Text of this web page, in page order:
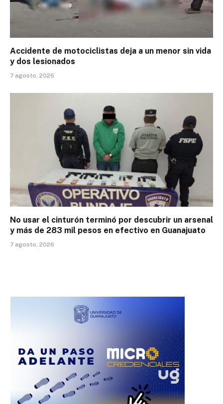
Accidente de motociclistas deja a un menor sin vida
y dos lesionados
7 agosto, 2026
No usar el cinturón terminó por descubrir un arsenal
y más de 283 mil pesos en efectivo en Guanajuato
7 agosto, 2026